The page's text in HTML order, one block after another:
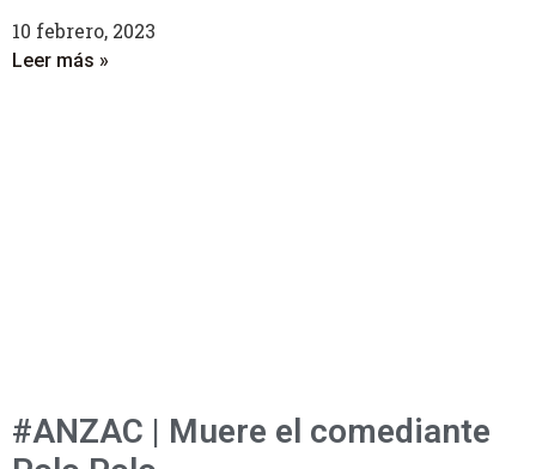
10 febrero, 2023
Leer más »
#ANZAC | Muere el comediante